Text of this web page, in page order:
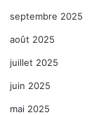
septembre 2025
août 2025
juillet 2025
juin 2025
mai 2025